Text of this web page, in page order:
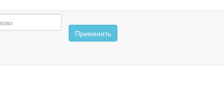
Применить